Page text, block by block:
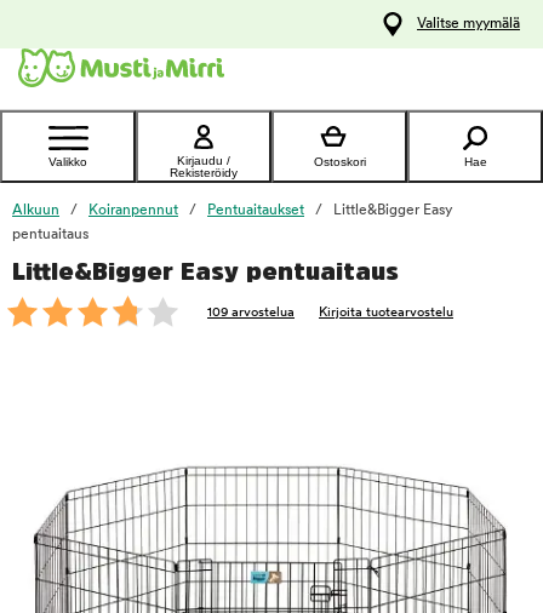
Ota yhteyttä
asiakaspalveluun
Valitse myymälä
Valikko
Kirjaudu /
Rekisteröidy
Ostoskori Hae
Alkuun Koiranpennut Pentuaitaukset
Little&Bigger Easy
pentuaitaus
Little&Bigger Easy pentuaitaus
109 arvostelua Kirjoita tuotearvostelu
foo